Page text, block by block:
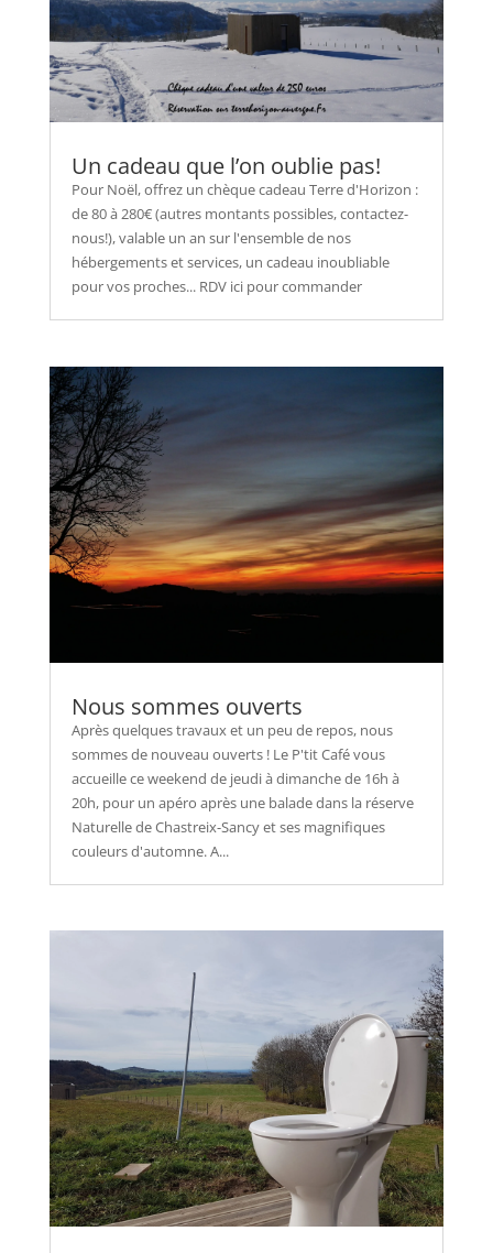
Un cadeau que l’on oublie pas!
Pour Noël, offrez un chèque cadeau Terre d'Horizon :
de 80 à 280€ (autres montants possibles, contactez-
nous!), valable un an sur l'ensemble de nos
hébergements et services, un cadeau inoubliable
pour vos proches... RDV ici pour commander
Nous sommes ouverts
Après quelques travaux et un peu de repos, nous
sommes de nouveau ouverts ! Le P'tit Café vous
accueille ce weekend de jeudi à dimanche de 16h à
20h, pour un apéro après une balade dans la réserve
Naturelle de Chastreix-Sancy et ses magnifiques
couleurs d'automne. A...